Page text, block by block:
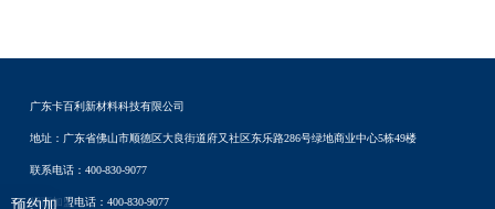
预约加
广东卡百利新材料科技有限公司
地址：广东省佛山市顺德区大良街道府又社区东乐路286号绿地商业中心5栋49楼
联系电话：400-830-9077
招商加盟电话：400-830-9077